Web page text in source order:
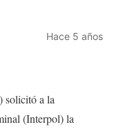
Hace 5 años
solicitó a la
(Interpol) la